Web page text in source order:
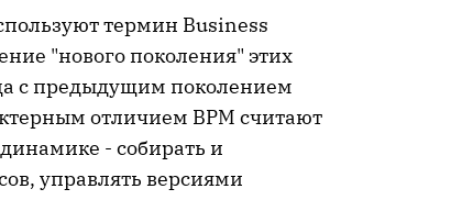
термин Business
"нового поколения" этих
с предыдущим поколением
отличием BPM считают
- собирать и
управлять версиями